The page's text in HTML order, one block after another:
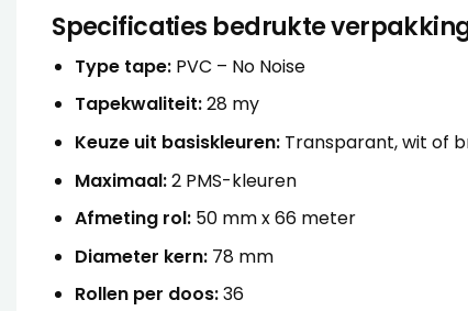
Specificaties bedrukte
Type tape:PVC – No Noise
Tapekwaliteit:28 my
Keuze uit basiskleuren:Transparant, wit of
Maximaal:2 PMS-kleuren
Afmeting rol:50 mm x 66 meter
Diameter kern:78 mm
Rollen per doos:36